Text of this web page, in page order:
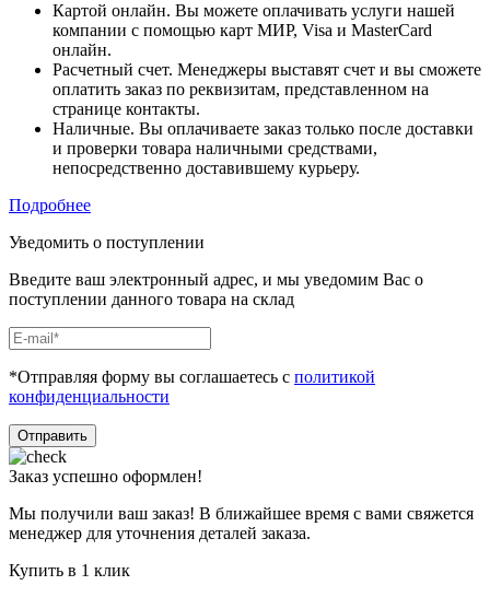
Картой онлайн. Вы можете оплачивать услуги нашей
компании с помощью карт МИР, Visa и MasterCard
онлайн.
Расчетный счет. Менеджеры выставят счет и вы сможете
оплатить заказ по реквизитам, представленном на
странице контакты.
Наличные. Вы оплачиваете заказ только после доставки
и проверки товара наличными средствами,
непосредственно доставившему курьеру.
Подробнее
Уведомить о поступлении
Введите ваш электронный адрес, и мы уведомим Вас о
поступлении данного товара на склад
*Отправляя форму вы соглашаетесь с политикой
конфиденциальности
Отправить
Заказ успешно оформлен!
Мы получили ваш заказ! В ближайшее время с вами свяжется
менеджер для уточнения деталей заказа.
Купить в 1 клик